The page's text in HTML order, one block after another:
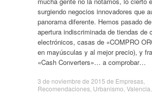
surgiendo negocios innovadores que
panorama diferente. Hemos pasado
apertura indiscriminada de tiendas de
electrónicos, casas de «COMPRO
en mayúsculas y al mejor precio), y
«Cash Converters»… a comprobar…
3 de noviembre de 2015 de Empresas,
Recomendaciones, Urbanismo Valencia